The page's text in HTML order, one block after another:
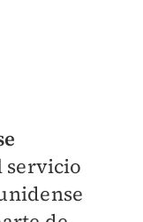
servicio